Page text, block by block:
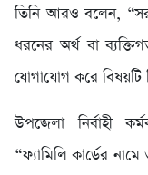
তিনি আরও বলেন,
ধরনের অর্থ বা
যোগাযোগ করে বিষয়টি
উপজেলা নির্বাহী
“ফ্যামিলি কার্ডের